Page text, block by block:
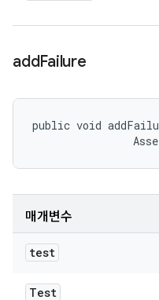
addFailure
public void
매개변수
test
Test